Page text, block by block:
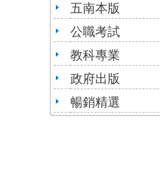
五南本版
公職考試
教科專業
政府出版
暢銷精選